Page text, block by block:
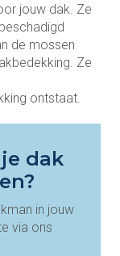
jouw dak. Ze
de mossen
Ze
ontstaat.
dak
in jouw
via ons